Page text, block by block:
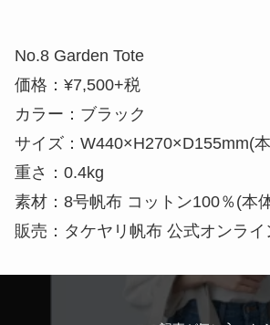
No.8 Garden Tote
価格：¥7,500+税
カラー：ブラック
サイズ：W440×H270×D155mm(
重さ：0.4kg
素材：8号帆布 コットン100％(本
販売：タケヤリ帆布 公式オンライ